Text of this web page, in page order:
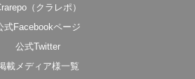
（クラレポ）
式Facebookページ
公式Twitter
載メディア様一覧